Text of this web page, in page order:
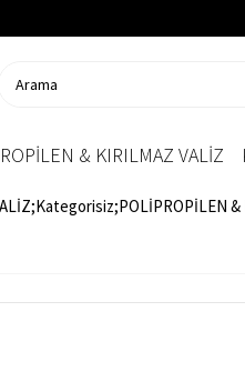
& KIRILMAZ VALİZ
&